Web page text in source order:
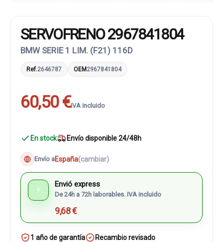
SERVOFRENO 2967841804
BMW SERIE 1 LIM. (F21) 116D
Ref.2646787 OEM2967841804
60,50 €IVA incluido
En stock Envío disponible 24/48h
Envío aEspaña(cambiar)
⚡
Envió express
De 24h a 72h laborables. IVA incluido
9,68 €
1 año de garantía
Recambio revisado